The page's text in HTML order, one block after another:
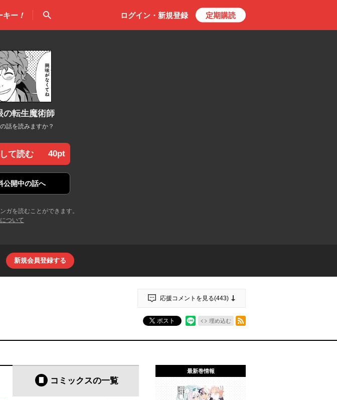
キー！ 検索 ログイン・ 新規登録 定期購読
の転生魔術師
話を読みますか？
て読む 40pt
公開中の話へ
ガを読むことができます。
ついて
新規会員登録する
応援コメントを見る(443)
ポスト 埋め込む
コミックスの一覧
最新巻情報